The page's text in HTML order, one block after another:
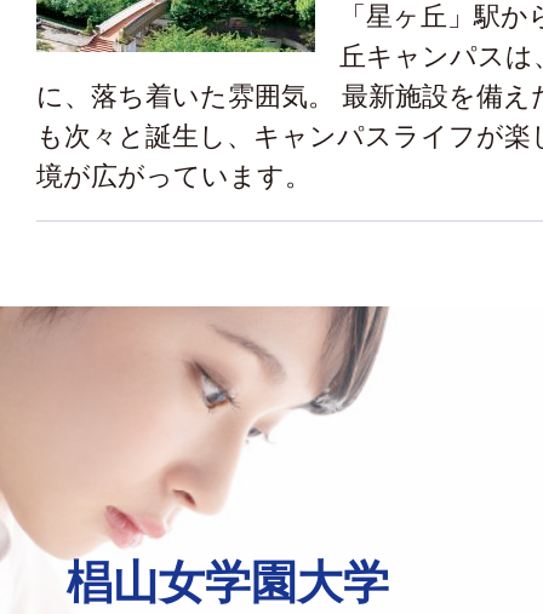
「星ヶ丘」駅
丘キャンパスは
に、落ち着いた雰囲気。 最新施設を備え
も次々と誕生し、キャンパスライフが楽
境が広がっています。
椙山女学園大学